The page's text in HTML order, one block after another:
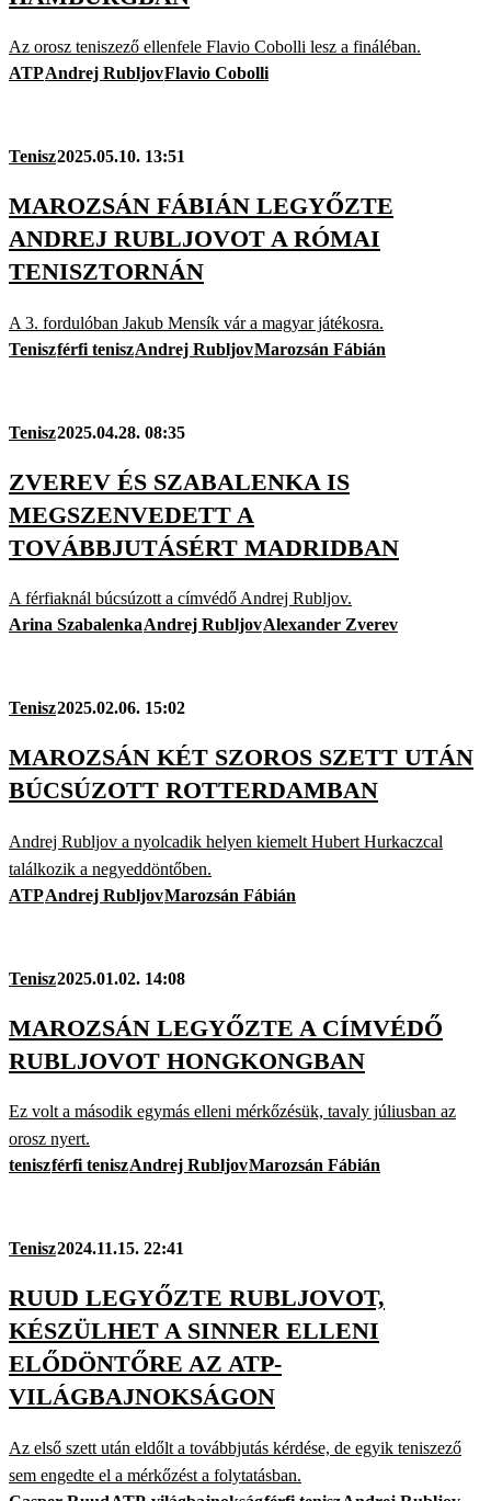
Az orosz teniszező ellenfele Flavio Cobolli lesz a fináléban.
ATPAndrej RubljovFlavio Cobolli
Tenisz2025.05.10. 13:51
MAROZSÁN FÁBIÁN LEGYŐZTE
ANDREJ RUBLJOVOT A RÓMAI
TENISZTORNÁN
A 3. fordulóban Jakub Mensík vár a magyar játékosra.
Teniszférfi teniszAndrej RubljovMarozsán Fábián
Tenisz2025.04.28. 08:35
ZVEREV ÉS SZABALENKA IS
MEGSZENVEDETT A
TOVÁBBJUTÁSÉRT MADRIDBAN
A férfiaknál búcsúzott a címvédő Andrej Rubljov.
Arina SzabalenkaAndrej RubljovAlexander Zverev
Tenisz2025.02.06. 15:02
MAROZSÁN KÉT SZOROS SZETT UTÁN
BÚCSÚZOTT ROTTERDAMBAN
Andrej Rubljov a nyolcadik helyen kiemelt Hubert Hurkaczcal
találkozik a negyeddöntőben.
ATPAndrej RubljovMarozsán Fábián
Tenisz2025.01.02. 14:08
MAROZSÁN LEGYŐZTE A CÍMVÉDŐ
RUBLJOVOT HONGKONGBAN
Ez volt a második egymás elleni mérkőzésük, tavaly júliusban az
orosz nyert.
teniszférfi teniszAndrej RubljovMarozsán Fábián
Tenisz2024.11.15. 22:41
RUUD LEGYŐZTE RUBLJOVOT,
KÉSZÜLHET A SINNER ELLENI
ELŐDÖNTŐRE AZ ATP-
VILÁGBAJNOKSÁGON
Az első szett után eldőlt a továbbjutás kérdése, de egyik teniszező
sem engedte el a mérkőzést a folytatásban.